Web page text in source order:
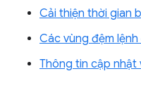
Cải thiện thời gian
Các vùng đệm
Thông tin cập nhật